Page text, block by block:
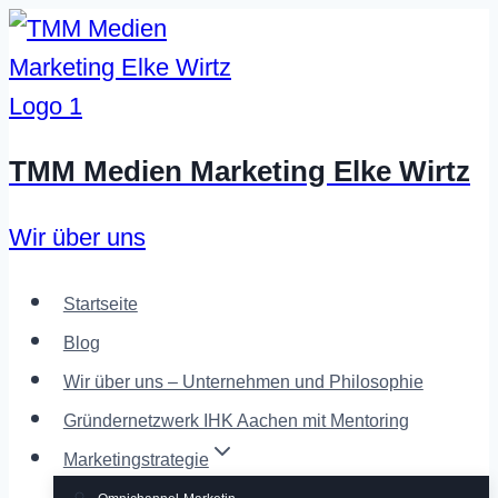
Zum
Inhalt
springen
TMM Medien Marketing Elke Wirtz
Wir über uns
Startseite
Blog
Wir über uns – Unternehmen und Philosophie
Gründernetzwerk IHK Aachen mit Mentoring
Marketingstrategie